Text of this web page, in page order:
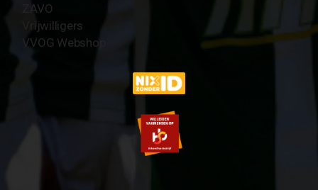
ZAVO
Vrijwilligers
VVOG Webshop